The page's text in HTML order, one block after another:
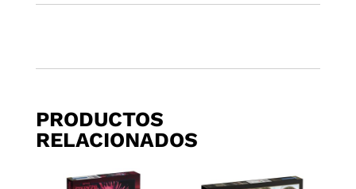
PRODUCTOS
RELACIONADOS